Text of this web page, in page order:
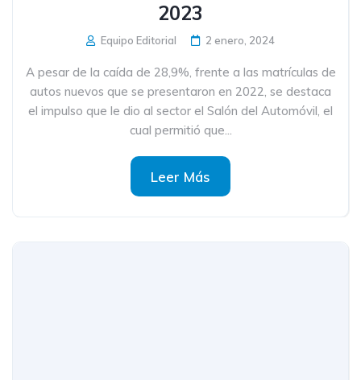
2023
Equipo Editorial 2 enero, 2024
A pesar de la caída de 28,9%, frente a las matrículas de
autos nuevos que se presentaron en 2022, se destaca
el impulso que le dio al sector el Salón del Automóvil, el
cual permitió que...
Leer Más